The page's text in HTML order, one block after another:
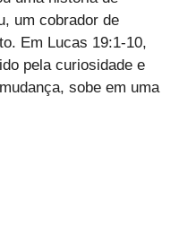
um cobrador de
Em Lucas 19:1-10,
pela curiosidade e
sobe em uma